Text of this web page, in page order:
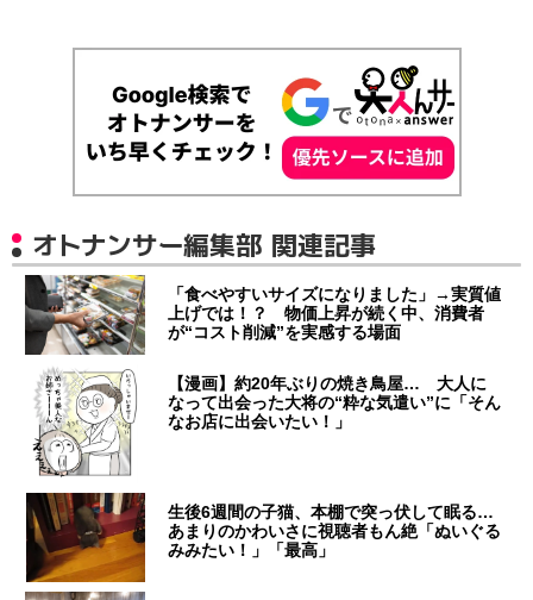
オトナンサー編集部 関連記事
「食べやすいサイズになりました」→実質値
上げでは！？ 物価上昇が続く中、消費者
が“コスト削減”を実感する場面
【漫画】約20年ぶりの焼き鳥屋… 大人に
なって出会った大将の“粋な気遣い”に「そん
なお店に出会いたい！」
生後6週間の子猫、本棚で突っ伏して眠る…
あまりのかわいさに視聴者もん絶「ぬいぐる
みみたい！」「最高」